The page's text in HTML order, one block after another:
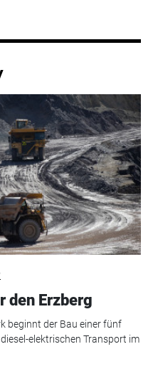
den Erzberg
beginnt der Bau einer fünf
elektrischen Transport im